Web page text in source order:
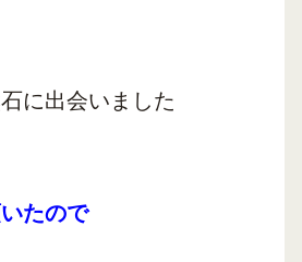
に出会いました
たので